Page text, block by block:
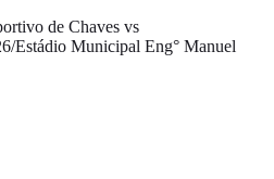
de Chaves vs
/Estádio Municipal Eng° Manuel